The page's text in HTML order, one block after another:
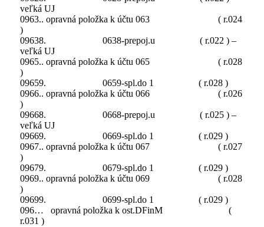
veľká UJ
0963.. opravná položka k účtu 063 ( r.024
)
09638. 0638-prepoj.u ( r.022 ) –
veľká UJ
0965.. opravná položka k účtu 065 ( r.028
)
09659. 0659-spl.do 1 ( r.028 )
0966.. opravná položka k účtu 066 ( r.026
)
09668. 0668-prepoj.u ( r.025 ) –
veľká UJ
09669. 0669-spl.do 1 ( r.029 )
0967.. opravná položka k účtu 067 ( r.027
)
09679. 0679-spl.do 1 ( r.029 )
0969.. opravná položka k účtu 069 ( r.028
)
09699. 0699-spl.do 1 ( r.029 )
096… opravná položka k ost.DFinM (
r.031 )